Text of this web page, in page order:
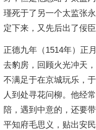
瑾死于了另一个太监张
定下来，又先后出了佞臣
正德九年（1514年）正
去豹房，回顾火光冲天
不满足于在京城玩乐，
人到处寻花问柳。他经
陪，遇到中意的，还要
平知府毛思义，贴出安